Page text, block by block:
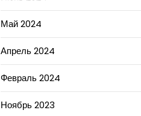
Май 2024
Апрель 2024
Февраль 2024
Ноябрь 2023